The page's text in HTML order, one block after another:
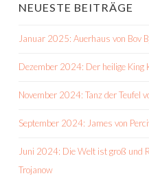
NEUESTE BEITRÄGE
Januar 2025: Auerhaus von Bov
Dezember 2024: Der heilige King
November 2024: Tanz der Teufel
September 2024: James von
Juni 2024: Die Welt ist groß und
Trojanow